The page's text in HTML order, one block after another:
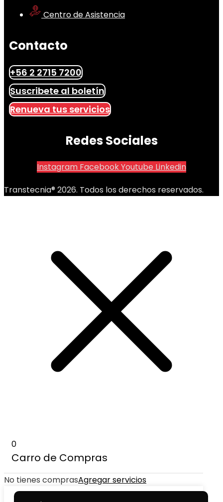
Centro de Asistencia
Contacto
+56 2 2715 7200
Suscribete al boletín
Renueva tus servicios
Redes Sociales
Instagram FacebookYoutube Linkedin
Transtecnia® 2026. Todos los derechos reservados.
0
Carro de Compras
No tienes comprasAgregar servicios